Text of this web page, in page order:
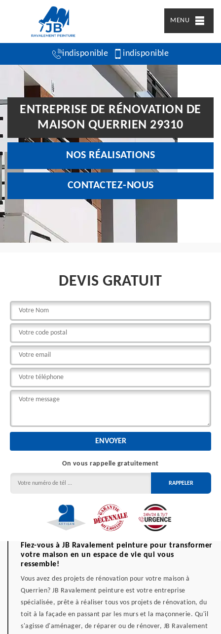
MENU
indisponible indisponible
ENTREPRISE DE RÉNOVATION DE
MAISON QUERRIEN 29310
NOS RÉALISATIONS
CONTACTEZ-NOUS
DEVIS GRATUIT
On vous rappelle gratuitement
Fiez-vous à JB Ravalement peinture pour transformer
votre maison en un espace de vie qui vous
ressemble!
Vous avez des projets de rénovation pour votre maison à
Querrien? JB Ravalement peinture est votre entreprise
spécialisée, prête à réaliser tous vos projets de rénovation, du
toit à la façade en passant par les murs et la maçonnerie. Qu'il
s'agisse d'aménager, de réparer ou de rénover, JB Ravalement